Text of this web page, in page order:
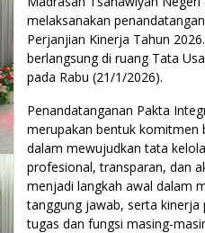
melaksanakan
Perjanjian Kinerja Tahun
berlangsung di ruang Tata
pada Rabu (21/1/2026).
Penandatanganan Pakta
merupakan bentuk komitmen
dalam mewujudkan tata
profesional, transparan, dan
menjadi langkah awal dalam
tanggung jawab, serta
tugas dan fungsi masing-